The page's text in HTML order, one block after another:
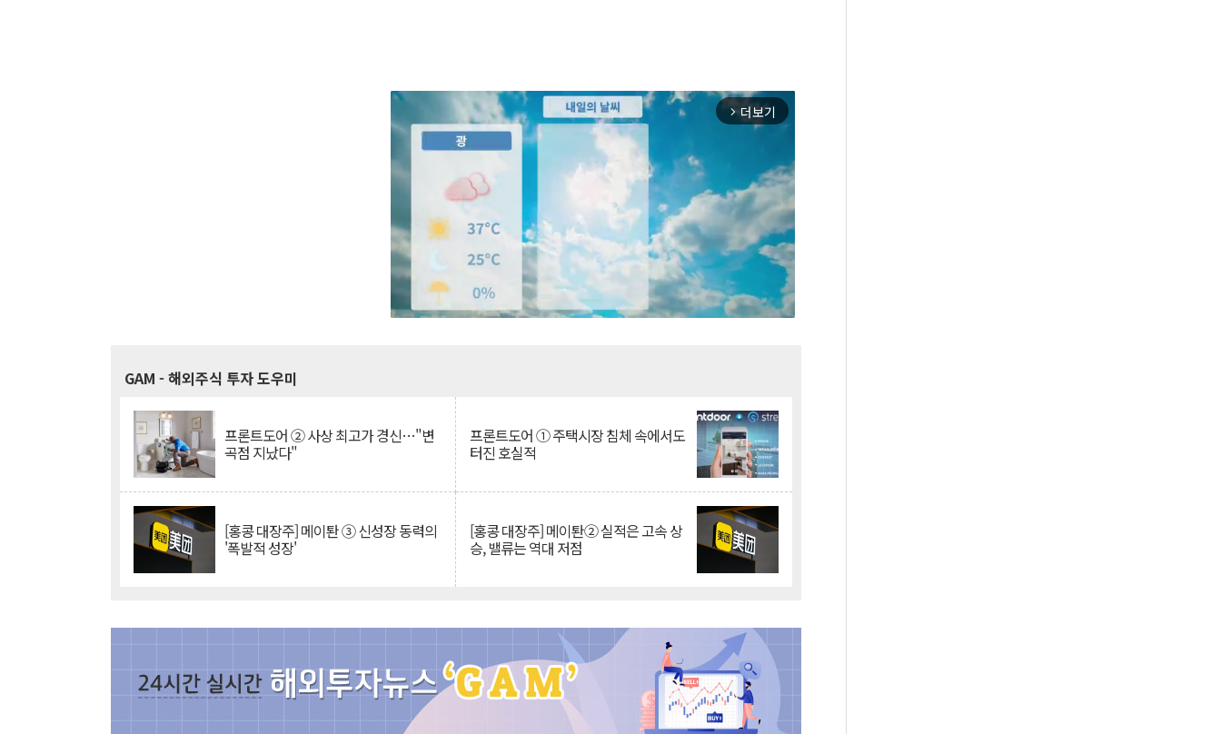
arrow_forward_ios 더보기
GAM - 해외주식 투자 도우미
프론트도어 ② 사상 최고가 경신…"변
곡점 지났다"
프론트도어 ① 주택시장 침체 속에서도
터진 호실적
[홍콩 대장주] 메이퇀 ③ 신성장 동력의
'폭발적 성장'
[홍콩 대장주] 메이퇀② 실적은 고속 상
승, 밸류는 역대 저점